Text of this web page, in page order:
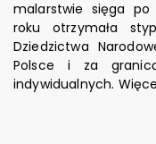
malarstwie sięga po
roku otrzymała
Dziedzictwa
Polsce i za
indywidualnych.